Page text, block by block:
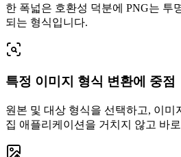
한 폭넓은 호환성 덕분에 PNG는 투
되는 형식입니다.
특정 이미지 형식 변환에 중점
원본 및 대상 형식을 선택하고, 이미
집 애플리케이션을 거치지 않고 바